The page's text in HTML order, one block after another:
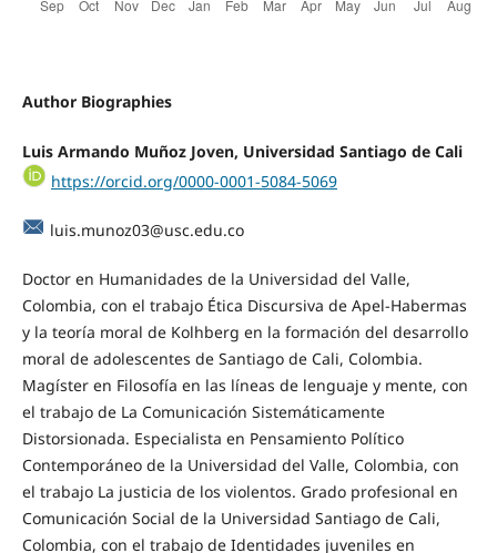
Author Biographies
Luis Armando Muñoz Joven, Universidad Santiago de Cali
https://orcid.org/0000-0001-5084-5069
luis.munoz03@usc.edu.co
Doctor en Humanidades de la Universidad del Valle,
Colombia, con el trabajo Ética Discursiva de Apel-Habermas
y la teoría moral de Kolhberg en la formación del desarrollo
moral de adolescentes de Santiago de Cali, Colombia.
Magíster en Filosofía en las líneas de lenguaje y mente, con
el trabajo de La Comunicación Sistemáticamente
Distorsionada. Especialista en Pensamiento Político
Contemporáneo de la Universidad del Valle, Colombia, con
el trabajo La justicia de los violentos. Grado profesional en
Comunicación Social de la Universidad Santiago de Cali,
Colombia, con el trabajo de Identidades juveniles en